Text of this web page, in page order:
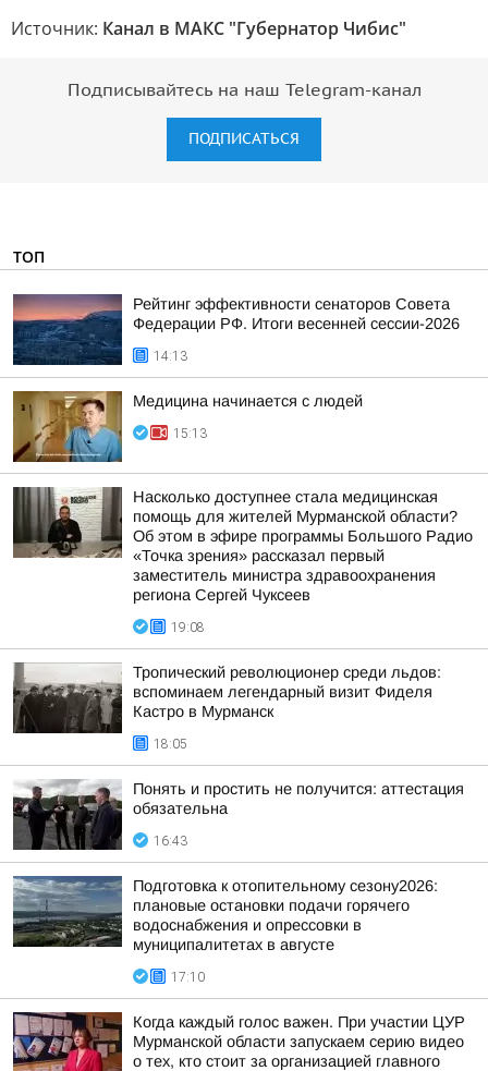
Источник: Канал в МАКС "Губернатор Чибис"
Подписывайтесь на наш Telegram-канал
ПОДПИСАТЬСЯ
ТОП
Рейтинг эффективности сенаторов Совета
Федерации РФ. Итоги весенней сессии-2026
14:13
Медицина начинается с людей
15:13
Насколько доступнее стала медицинская
помощь для жителей Мурманской области?
Об этом в эфире программы Большого Радио
«Точка зрения» рассказал первый
заместитель министра здравоохранения
региона Сергей Чуксеев
19:08
Тропический революционер среди льдов:
вспоминаем легендарный визит Фиделя
Кастро в Мурманск
18:05
Понять и простить не получится: аттестация
обязательна
16:43
Подготовка к отопительному сезону2026:
плановые остановки подачи горячего
водоснабжения и опрессовки в
муниципалитетах в августе
17:10
Когда каждый голос важен. При участии ЦУР
Мурманской области запускаем серию видео
о тех, кто стоит за организацией главного